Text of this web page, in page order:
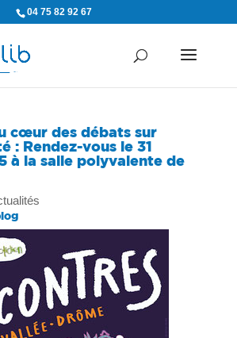
04 75 82 92 67
cœur des débats sur
: Rendez-vous le 31
à la salle polyvalente de